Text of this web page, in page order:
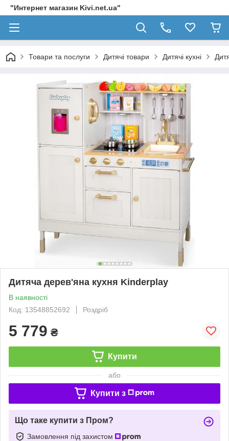
"Интернет магазин Kivi.net.ua"
Товари та послуги Дитячі товари Дитячі кухні
Дитяча дерев'яна кухня Kinderplay
В наявності
Код: 13548852692
Роздріб
5 779 ₴
Купити
або
Купити з
Що таке купити з Пром?
Замовлення під захистом